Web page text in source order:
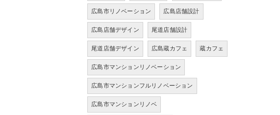
広島市リノベーション 広島店舗設計
広島店舗デザイン 尾道店舗設計
尾道店舗デザイン 広島蔵カフェ 蔵カフェ
広島市マンションリノベーション
広島市マンションフルリノベーション
広島市マンションリノベ